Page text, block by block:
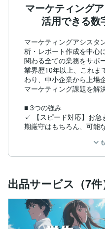
マーケティング
活用できる数
マーケティングアシスタ
析・レポート作成を中心
関わる全ての業務をサポ
業界歴10年以上、これま
わり、中小企業から上場
マーケティング課題を解
■ 3つの強み
✓ 【スピード対応】お急
期厳守はもちろん、可能
✓ 【提案力】ご依頼内容
く、「本当に知りたいこ
チでも安心してご相談くだ
■ 豊富な実績
1,000件以上の案件実績:
出品サービス（7件